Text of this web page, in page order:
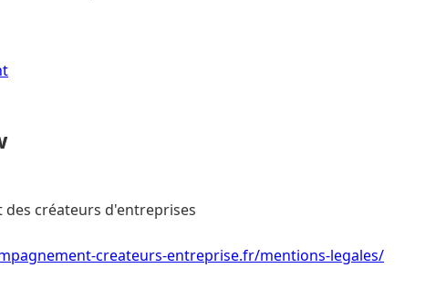
des créateurs d'entreprises
createurs-entreprise.fr/mentions-legales/